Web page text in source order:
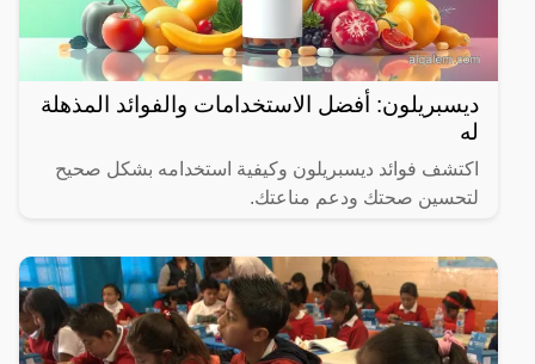
ديسبريلون: أفضل الاستخدامات والفوائد المذهلة
له
اكتشف فوائد ديسبريلون وكيفية استخدامه بشكل صحيح
لتحسين صحتك ودعم مناعتك.